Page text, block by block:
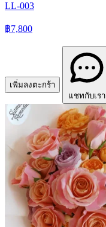
LL-003
฿7,800
เพิ่มลงตะกร้า
แชทกับเรา